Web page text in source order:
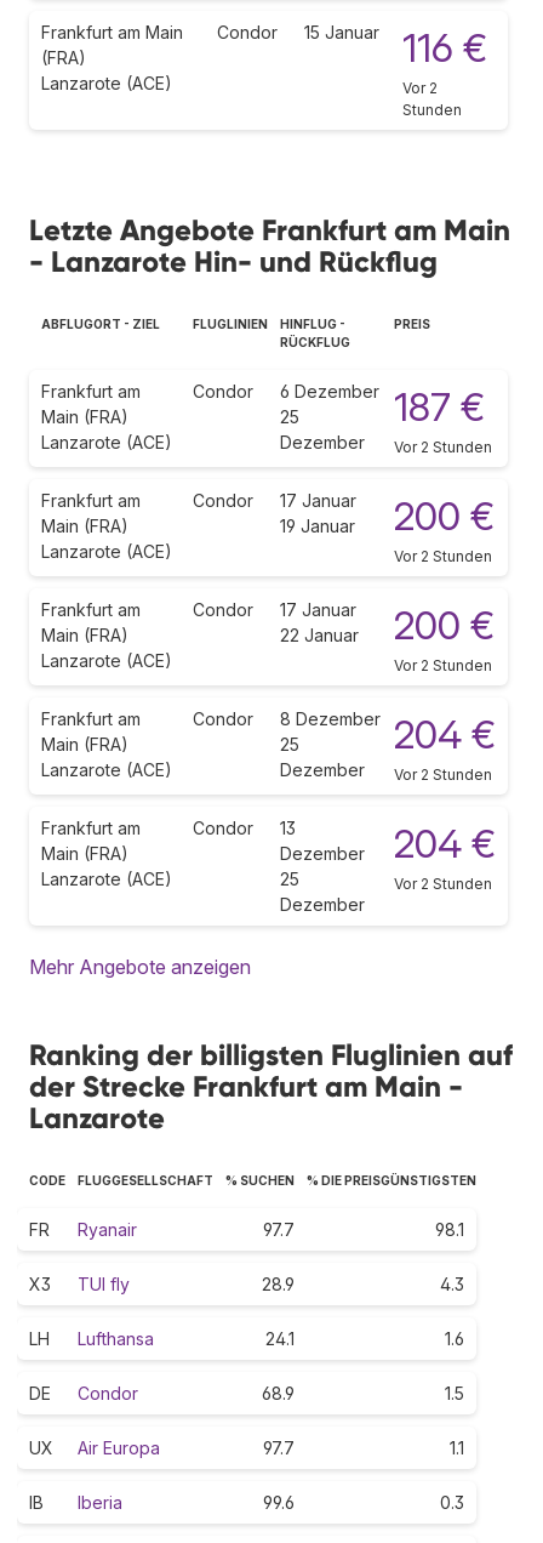
Frankfurt am Main
(FRA)
Lanzarote (ACE)
Condor 15 Januar 116 €
Vor 2
Stunden
Letzte Angebote Frankfurt am Main
- Lanzarote Hin- und Rückflug
ABFLUGORT - ZIEL FLUGLINIEN
HINFLUG -
RÜCKFLUG
PREIS
Frankfurt am
Main (FRA)
Lanzarote (ACE)
Condor
6 Dezember
25
Dezember
187 €
Vor 2 Stunden
Frankfurt am
Main (FRA)
Lanzarote (ACE)
Condor
17 Januar
19 Januar
200 €
Vor 2 Stunden
Frankfurt am
Main (FRA)
Lanzarote (ACE)
Condor
17 Januar
22 Januar
200 €
Vor 2 Stunden
Frankfurt am
Main (FRA)
Lanzarote (ACE)
Condor
8 Dezember
25
Dezember
204 €
Vor 2 Stunden
Frankfurt am
Main (FRA)
Lanzarote (ACE)
Condor
13
Dezember
25
Dezember
204 €
Vor 2 Stunden
Mehr Angebote anzeigen
Ranking der billigsten Fluglinien auf
der Strecke Frankfurt am Main -
Lanzarote
CODE FLUGGESELLSCHAFT % SUCHEN % DIE PREISGÜNSTIGSTEN
FR Ryanair 97.7 98.1
X3 TUI fly 28.9 4.3
LH Lufthansa 24.1 1.6
DE Condor 68.9 1.5
UX Air Europa 97.7 1.1
IB Iberia 99.6 0.3